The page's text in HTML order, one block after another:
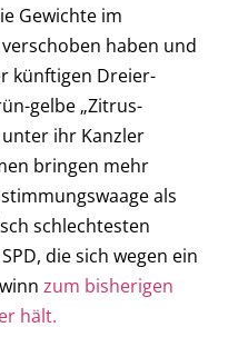
Gewichte im
haben und
künftigen Dreier-
gelbe „Zitrus-
ihr Kanzler
bringen mehr
als
schlechtesten
die sich wegen ein
zum bisherigen
hält.